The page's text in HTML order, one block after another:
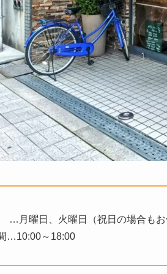
月曜日、火曜日（祝日の場合もお
…10:00～18:00